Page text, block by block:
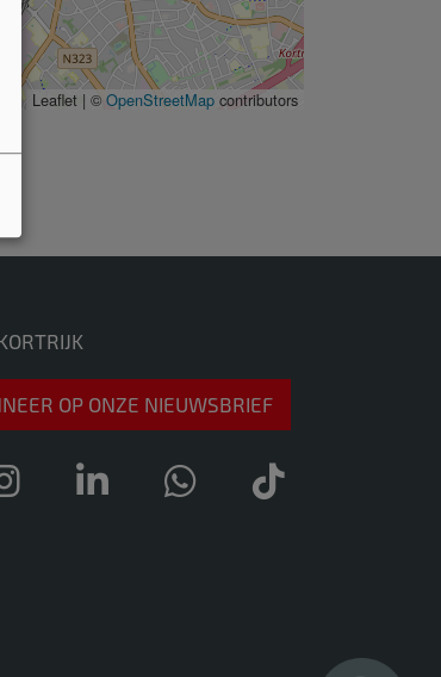
Leaflet | ©OpenStreetMap contributors
OP ONZE NIEUWSBRIEF